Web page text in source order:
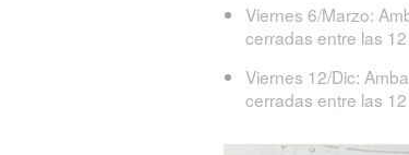
Viernes 6/Marzo:
cerradas entre las
Viernes 12/Dic:
cerradas entre las